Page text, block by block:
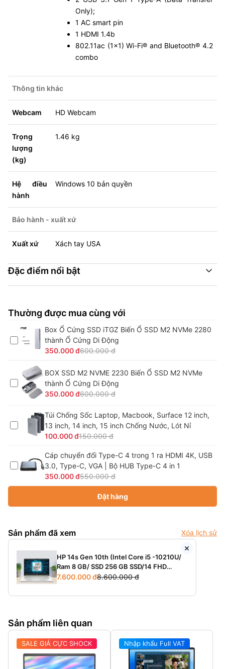
Only);
1 AC smart pin
1 HDMI 1.4b
802.11ac (1x1) Wi-Fi® and Bluetooth® 4.2
combo
Thông tin khác
Webcam HD Webcam
Trọng
lượng
(kg)
1.46 kg
Hệ điều
hành
Windows 10 bản quyền
Bảo hành - xuất xứ
Xuất xứ Xách tay USA
Đặc điểm nổi bật
Thường được mua cùng với
Box Ổ Cứng SSD iTGZ Biến Ổ SSD M2 NVMe 2280
thành Ổ Cứng Di Động
350.000 đ600.000 đ
BOX SSD M2 NVME 2230 Biến Ổ SSD M2 NVMe
thành Ổ Cứng Di Động
350.000 đ600.000 đ
Túi Chống Sốc Laptop, Macbook, Surface 12 inch,
13 inch, 14 inch, 15 inch Chống Nước, Lót Nỉ
100.000 đ150.000 đ
Cáp chuyển đổi Type-C 4 trong 1 ra HDMI 4K, USB
3.0, Type-C, VGA | Bộ HUB Type-C 4 in 1
350.000 đ550.000 đ
Đặt hàng
Sản phẩm đã xem Xóa lịch sử
HP 14s Gen 10th (Intel Core i5 -10210U/
Ram 8 GB/ SSD 256 GB SSD/14 FHD
/Windows 10)
7.600.000 đ8.600.000 đ
Sản phẩm liên quan
SALE GIÁ CỰC SHOCK Nhập khẩu Full VAT